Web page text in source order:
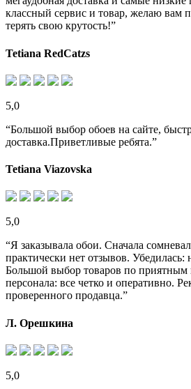
классный сервис и товар, желаю вам
терять свою крутость!”
Tetiana RedCatzs
5,0
“Большой выбор обоев на сайте,
доставка.Приветливые ребята.”
Tetiana Viazovska
5,0
“Я заказывала обои. Сначала
практически нет отзывов.
Большой выбор товаров по приятным
персонала: все четко и оперативно.
проверенного продавца.”
Л. Орешкина
5,0